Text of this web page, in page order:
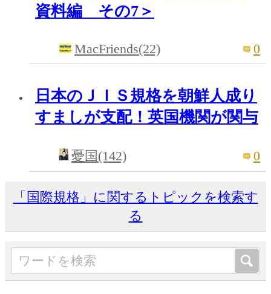
資料編 その7＞
MacFriends(22) 0
日本のＪＩＳ規格を朝鮮人成り
すましが支配！英国機関が関与
憂国(142) 0
「国際規格」に関するトピックを検索す
る